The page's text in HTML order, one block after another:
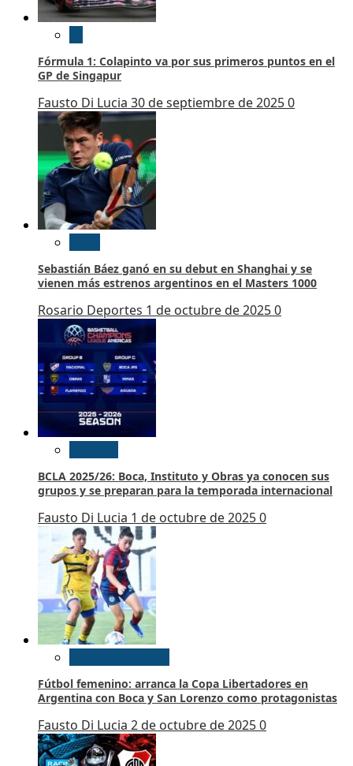
Fórmula 1: Colapinto va por sus primeros puntos en el
GP de Singapur
Fausto Di Lucia 30 de septiembre de 20250
Sebastián Báez ganó en su debut en Shanghai y se
vienen más estrenos argentinos en el Masters 1000
Rosario Deportes 1 de octubre de 20250
BCLA 2025/26: Boca, Instituto y Obras ya conocen sus
grupos y se preparan para la temporada internacional
Fausto Di Lucia 1 de octubre de 20250
Fútbol femenino: arranca la Copa Libertadores en
Argentina con Boca y San Lorenzo como protagonistas
Fausto Di Lucia 2 de octubre de 20250